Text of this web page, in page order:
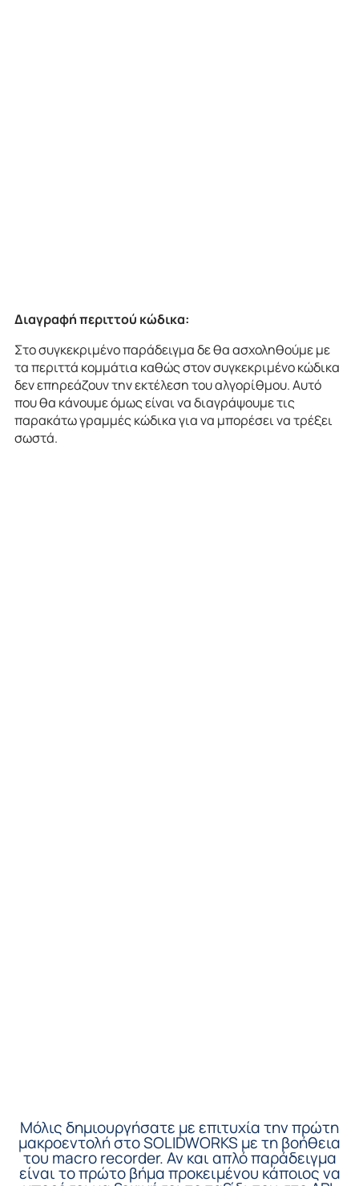
Διαγραφή περιττού κώδικα:
Στο συγκεκριμένο παράδειγμα δε θα ασχοληθούμε με
τα περιττά κομμάτια καθώς στον συγκεκριμένο κώδικα
δεν επηρεάζουν την εκτέλεση του αλγορίθμου. Αυτό
που θα κάνουμε όμως είναι να διαγράψουμε τις
παρακάτω γραμμές κώδικα για να μπορέσει να τρέξει
σωστά.
Μόλις δημιουργήσατε με επιτυχία την πρώτη
μακροεντολή στο SOLIDWORKS με τη βοήθεια
του macro recorder. Αν και απλό παράδειγμα
είναι το πρώτο βήμα προκειμένου κάποιος να